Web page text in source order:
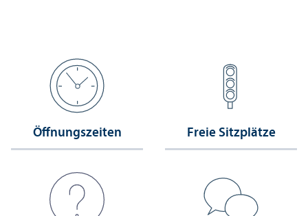
Öffnungs­zeiten Freie Sitzplätze